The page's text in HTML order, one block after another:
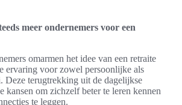
meer ondernemers voor een
omarmen het idee van een retraite
ervaring voor zowel persoonlijke als
Deze terugtrekking uit de dagelijkse
kansen om zichzelf beter te leren kennen
te leggen.